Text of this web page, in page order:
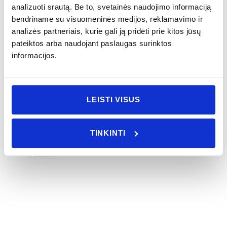
analizuoti srautą. Be to, svetainės naudojimo informaciją
bendriname su visuomeninės medijos, reklamavimo ir
analizės partneriais, kurie gali ją pridėti prie kitos jūsų
pateiktos arba naudojant paslaugas surinktos
informacijos.
LEISTI VISUS
TINKINTI
Vranjes Firenze
SAFFRON
PIRKTI